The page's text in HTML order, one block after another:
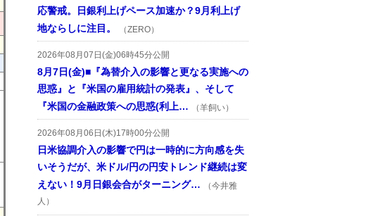
応警戒。日銀利上げペース加速か？9月利上げ
地ならしに注目。
（ZERO）
2026年08月07日(金)06時45分公開
8月7日(金)■『為替介入の影響と更なる実施への
思惑』と『米国の雇用統計の発表』、そして
『米国の金融政策への思惑(利上…
（羊飼い）
2026年08月06日(木)17時00分公開
日米協調介入の影響で円は一時的に方向感を失
いそうだが、米ドル/円の円安トレンド継続は変
えない！9月日銀会合がターニング…
（今井雅
人）